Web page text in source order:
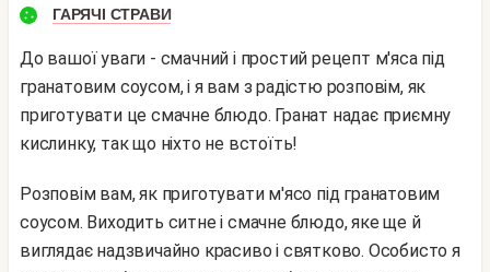
ГАРЯЧІ СТРАВИ
До вашої уваги - смачний і простий рецепт м'яса під
гранатовим соусом, і я вам з радістю розповім, як
приготувати це смачне блюдо. Гранат надає приємну
кислинку, так що ніхто не встоїть!
Розповім вам, як приготувати м'ясо під гранатовим
соусом. Виходить ситне і смачне блюдо, яке ще й
виглядає надзвичайно красиво і святково. Особисто я